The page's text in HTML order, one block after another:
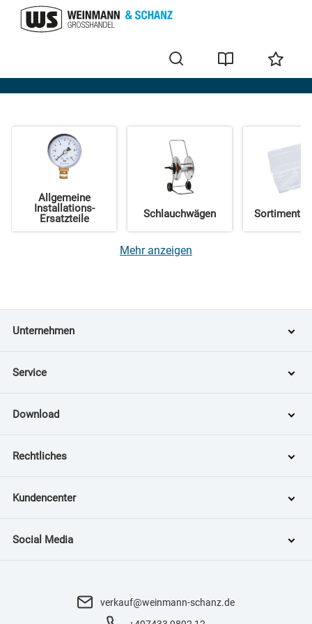
Home
Allgemeine
Installations-
Ersatzteile
Schlauchwägen
Mehr anzeigen
Unternehmen
Service
Download
Rechtliches
Kundencenter
Social Media
verkauf@weinmann-schanz.de